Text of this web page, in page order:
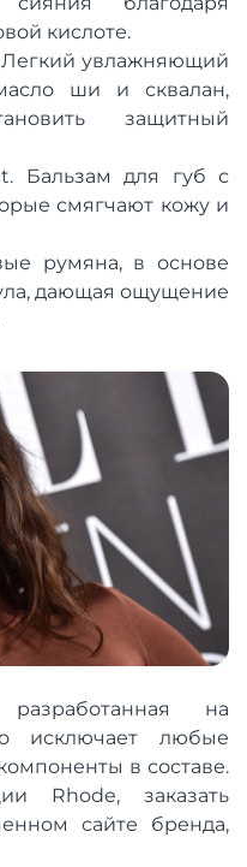
кислоте.
Легкий увлажняющий
ши и сквалан,
защитный
Бальзам для губ с
смягчают кожу и
румяна, в основе
дающая ощущение
на
исключает любые
в составе.
Rhode, заказать
сайте бренда,